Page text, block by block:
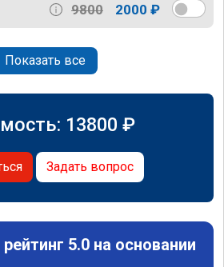
9800 2000 ₽
Показать все
13800 ₽
Задать вопрос
5.0 на основании